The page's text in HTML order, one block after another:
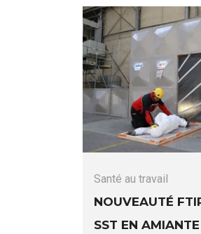
Santé au travail
Nouveauté
SST en amiante